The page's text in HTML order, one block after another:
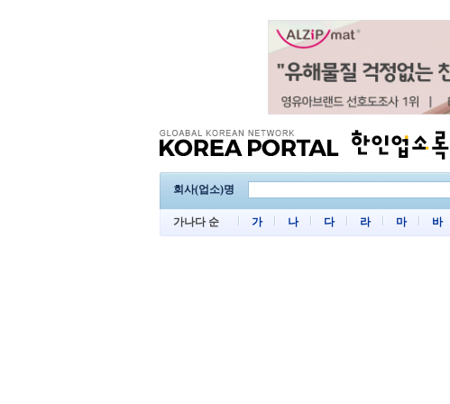
회사(업소)명
가나다 순 가 나 다 라 마 바